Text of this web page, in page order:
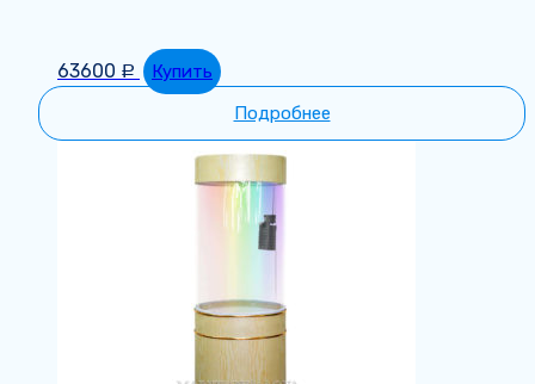
63600 Р
Купить
Подробнее